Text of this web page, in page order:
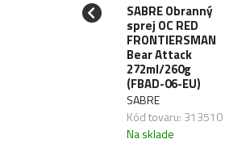
SABRE Obranný
sprej OC RED
FRONTIERSMAN
Bear Attack
272ml/260g
(FBAD-06-EU)
SABRE
Kód tovaru: 313510
Na sklade